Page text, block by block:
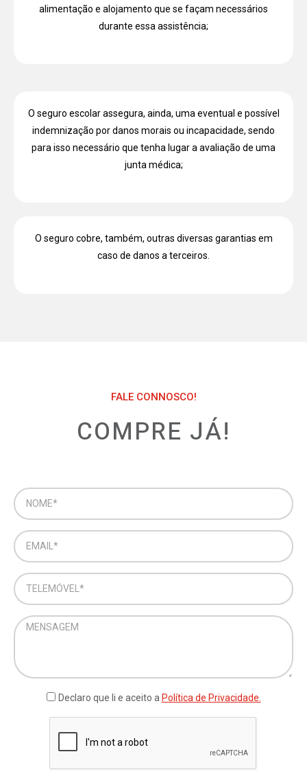
alimentação e alojamento que se façam necessários
durante essa assistência;
O seguro escolar assegura, ainda, uma eventual e possível
indemnização por danos morais ou incapacidade, sendo
para isso necessário que tenha lugar a avaliação de uma
junta médica;
O seguro cobre, também, outras diversas garantias em
caso de danos a terceiros.
FALE CONNOSCO!
COMPRE JÁ!
Declaro que li e aceito a Política de Privacidade.